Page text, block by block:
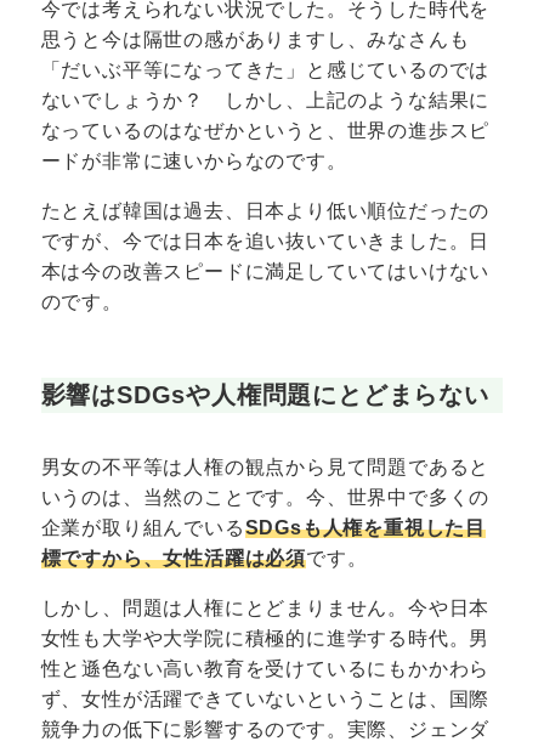
今では考えられない状況でした。そうした時代を
思うと今は隔世の感がありますし、みなさんも
「だいぶ平等になってきた」と感じているのでは
ないでしょうか？ しかし、上記のような結果に
なっているのはなぜかというと、世界の進歩スピ
ードが非常に速いからなのです。
たとえば韓国は過去、日本より低い順位だったの
ですが、今では日本を追い抜いていきました。日
本は今の改善スピードに満足していてはいけない
のです。
影響はSDGsや人権問題にとどまらない
男女の不平等は人権の観点から見て問題であると
いうのは、当然のことです。今、世界中で多くの
企業が取り組んでいるSDGsも人権を重視した目
標ですから、女性活躍は必須です。
しかし、問題は人権にとどまりません。今や日本
女性も大学や大学院に積極的に進学する時代。男
性と遜色ない高い教育を受けているにもかかわら
ず、女性が活躍できていないということは、国際
競争力の低下に影響するのです。実際、ジェンダ